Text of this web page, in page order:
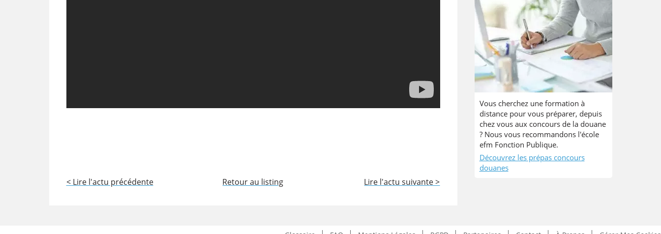
< Lire l'actu précédente Retour au listing Lire l'actu suivante >
Vous cherchez une formation à
distance pour vous préparer, depuis
chez vous aux concours de la douane
? Nous vous recommandons l'école
efm Fonction Publique.
Découvrez les prépas concours
douanes